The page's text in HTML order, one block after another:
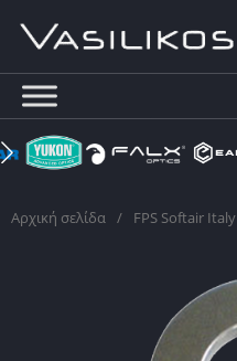
Αρχική σελίδα / FPS Softair Italy